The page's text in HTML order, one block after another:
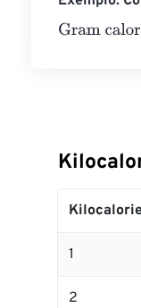
Gram
1
2